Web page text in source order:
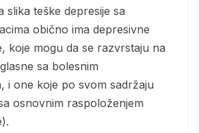
slika teške depresije sa
obično ima depresivne
koje mogu da se razvrstaju na
sa bolesnim
i one koje po svom sadržaju
osnovnim raspoloženjem